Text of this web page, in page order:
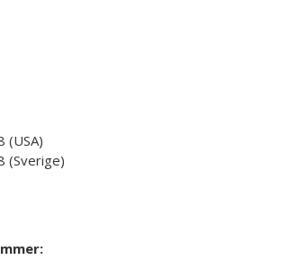
(USA)
(Sverige)